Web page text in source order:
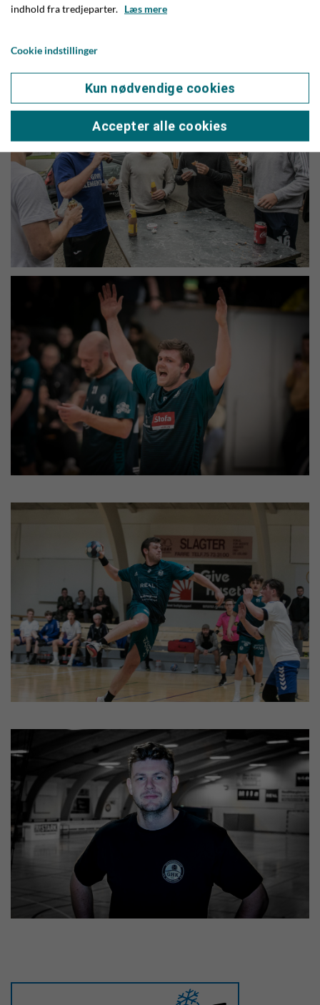
Søgaard har tidligere spillet på 1. og 2. divisionsniveau i
til Give HK i juli 2020
indhold fra tredjeparter. Læs mere
Cookie indstillinger
Kun nødvendige cookies
Accepter alle cookies